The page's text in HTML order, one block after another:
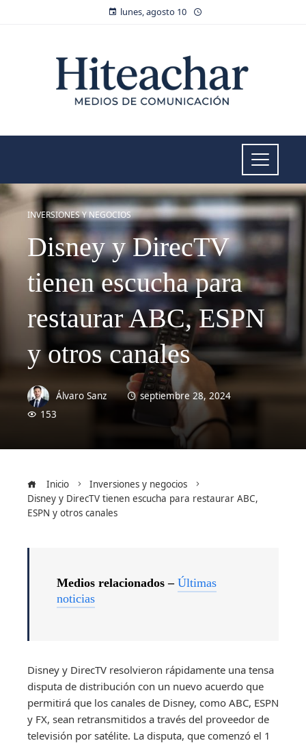
lunes, agosto 10
INVERSIONES Y NEGOCIOS
Disney y DirecTV
tienen escucha para
restaurar ABC, ESPN
y otros canales
Álvaro Sanz
septiembre 28, 2024
153
Inicio
Inversiones y negocios
Disney y DirecTV tienen escucha para restaurar ABC,
ESPN y otros canales
Medios relacionados – Últimas
noticias
Disney y DirecTV resolvieron rápidamente una tensa
disputa de distribución con un nuevo acuerdo que
permitirá que los canales de Disney, como ABC, ESPN
y FX, sean retransmitidos a través del proveedor de
televisión por satélite. La disputa, que comenzó el 1